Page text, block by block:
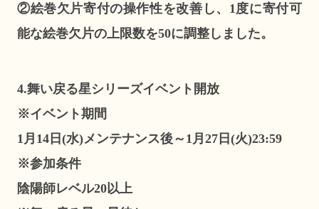
②絵巻欠片寄付の操作性を改善し、1度に寄付可
能な絵巻欠片の上限数を50に調整しました。
4.舞い戻る星シリーズイベント開放
※イベント期間
1月14日(水)メンテナンス後～1月27日(火)23:59
※参加条件
陰陽師レベル20以上